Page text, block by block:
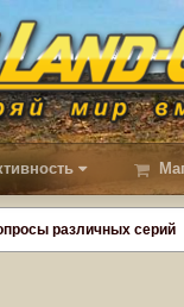
различных серий